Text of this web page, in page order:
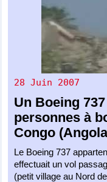
28 Juin 2007
Un Boeing 737
personnes à
Congo
Le Boeing 737
effectuait un vol
(petit village au Nord